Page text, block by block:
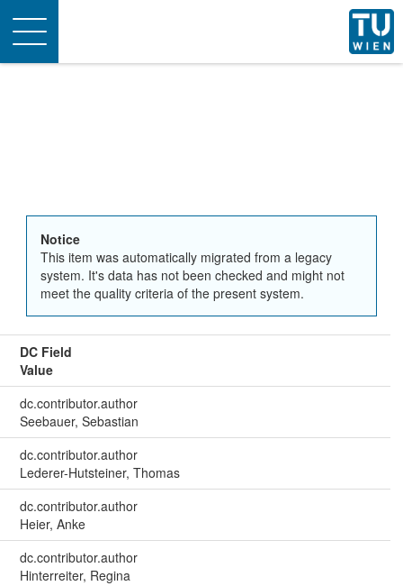
Toggle
navigation
Notice
This item was automatically migrated from a legacy
system. It's data has not been checked and might not
meet the quality criteria of the present system.
DC Field
Value
dc.contributor.author
Seebauer, Sebastian
dc.contributor.author
Lederer-Hutsteiner, Thomas
dc.contributor.author
Heier, Anke
dc.contributor.author
Hinterreiter, Regina